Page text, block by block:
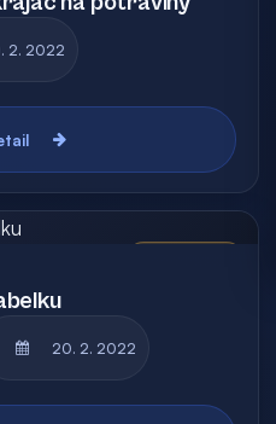
2. 2022
20. 2. 2022